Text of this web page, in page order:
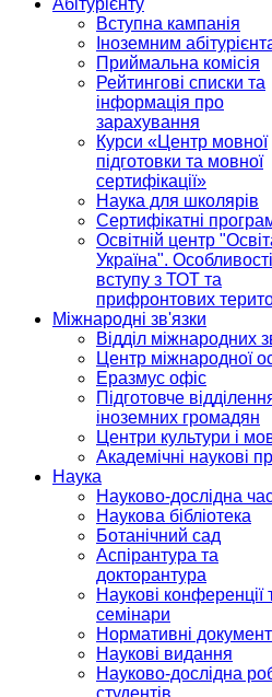
Абітурієнту
Вступна кампанія
Іноземним
Приймальна комісія
Рейтингові списки та
інформація про
зарахування
Курси «Центр мовної
підготовки та мовної
сертифікації»
Наука для школярів
Сертифікатні
Освітній центр
Україна". Особливості
вступу з ТОТ та
прифронтових
Міжнародні зв'язки
Відділ міжнародних
Центр міжнародної
Еразмус офіс
Підготовче
іноземних громадян
Центри культури і
Академічні наукові
Наука
Науково-дослідна
Наукова бібліотека
Ботанічний сад
Аспірантура та
докторантура
Наукові конференції
семінари
Нормативні
Наукові видання
Науково-дослідна
студентів